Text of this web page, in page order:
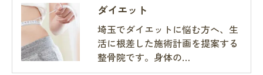
ダイエット
埼玉でダイエットに悩む方へ、生
活に根差した施術計画を提案する
整骨院です。身体の…